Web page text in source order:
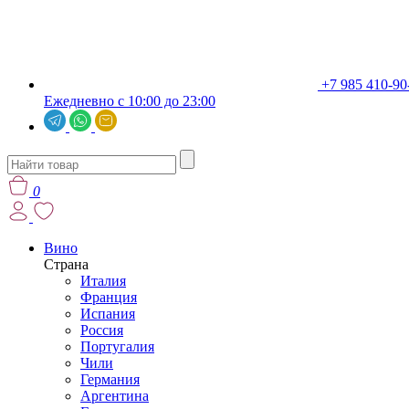
+7 985 410-
Ежедневно с 10:00 до 23:00
0
Вино
Страна
Италия
Франция
Испания
Россия
Португалия
Чили
Германия
Аргентина